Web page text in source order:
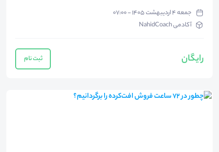
جمعه ۴ اردیبهشت ۱۴۰۵ - ۰۷:۰۰
آکادمی NahidCoach
رایگان ثبت نام